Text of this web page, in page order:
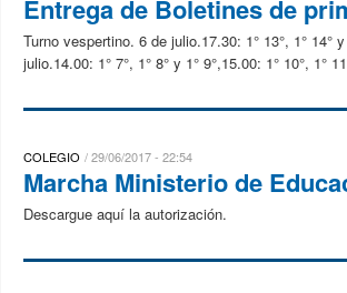
Entrega de Boletines de
Turno vespertino. 6 de julio.17.30: 1° 13°, 1° 14°
julio.14.00: 1° 7°, 1° 8° y 1° 9°,15.00: 1° 10°, 1°
COLEGIO 29/06/2017 - 22:54
Marcha Ministerio de
Descargue aquí la autorización.